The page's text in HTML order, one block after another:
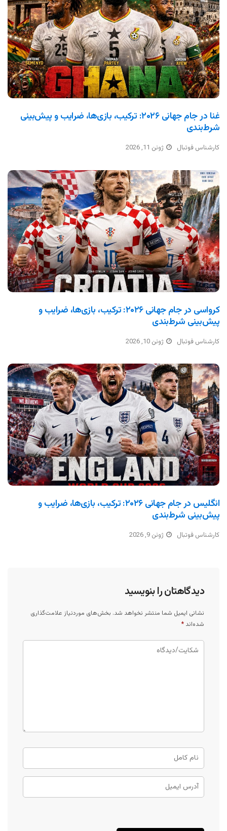
غنا در جام جهانی ۲۰۲۶: ترکیب، بازی‌ها، ضرایب و پیش‌بینی
شرط‌بندی
کارشناس فوتبال ژوئن 11, 2026
کرواسی در جام جهانی ۲۰۲۶: ترکیب، بازی‌ها، ضرایب و
پیش‌بینی شرط‌بندی
کارشناس فوتبال ژوئن 10, 2026
انگلیس در جام جهانی ۲۰۲۶: ترکیب، بازی‌ها، ضرایب و
پیش‌بینی شرط‌بندی
کارشناس فوتبال ژوئن 9, 2026
دیدگاهتان را بنویسید
نشانی ایمیل شما منتشر نخواهد شد. بخش‌های موردنیاز علامت‌گذاری
شده‌اند *